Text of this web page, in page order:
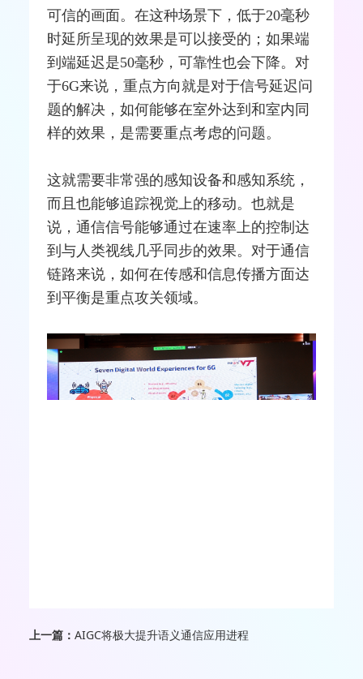
可信的画面。在这种场景下，低于20毫秒
时延所呈现的效果是可以接受的；如果端
到端延迟是50毫秒，可靠性也会下降。对
于6G来说，重点方向就是对于信号延迟问
题的解决，如何能够在室外达到和室内同
样的效果，是需要重点考虑的问题。
这就需要非常强的感知设备和感知系统，
而且也能够追踪视觉上的移动。也就是
说，通信信号能够通过在速率上的控制达
到与人类视线几乎同步的效果。对于通信
链路来说，如何在传感和信息传播方面达
到平衡是重点攻关领域。
上一篇： AIGC将极大提升语义通信应用进程